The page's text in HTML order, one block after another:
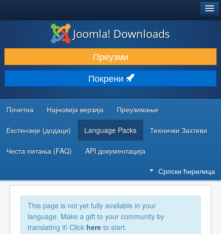
ПРЕУЗИМАЊЕ И ПРОШИРЕЊА (ЕКСТЕНЗИЈЕ)
ОТКРИЈТЕ И НАУЧИТЕ
ЗАЈЕДНИЦА И ПОДРШКА
РЕСУРСИ ЗА РАЗВОЈ
Joomla! Downloads
Преузми
Покрени
Почетна Најновија верзија Преузимање
Екстензије (додаци) Language Packs Технички Захтеви
Честа питања (FAQ) API документација
Српски ћирилица
This page is not yet fully available in your
language. Make a gift to your community by
translating it! Click here to start.